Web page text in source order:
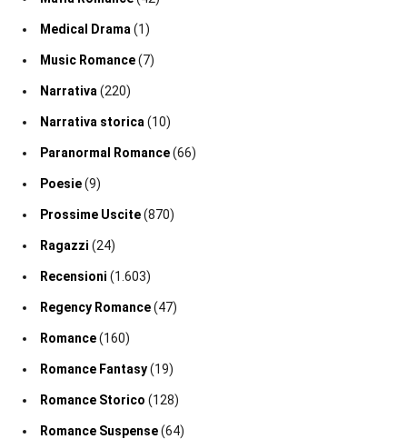
Medical Drama (1)
Music Romance(7)
Narrativa (220)
Narrativa storica (10)
Paranormal Romance(66)
Poesie(9)
Prossime Uscite(870)
Ragazzi (24)
Recensioni (1.603)
Regency Romance(47)
Romance(160)
Romance Fantasy(19)
Romance Storico (128)
Romance Suspense(64)